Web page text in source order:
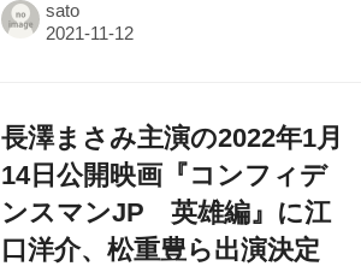
sato
長澤まさみ主演の2022年1月
14日公開映画『コンフィデ
ンスマンJP 英雄編』に江
口洋介、松重豊ら出演決定